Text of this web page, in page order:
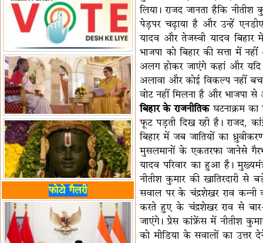
नीति-2027 की घोषणा
राखीगढ़ी में मिले मानव कंकाल
अवशेष
राष्ट्रपति ने कूनो उद्यान में चीता
प्रबंधन देखा
फोटो गैलरी
लिया। राजद जानता हैकि
पेड़पर चढ़ाया है और उन्हें
यादव और तेजस्वी यादव
भाजपा को बिहार की सत्ता में
अलग होकर जाएंगे कहां और यदि
अलावा और कोई विकल्प नहीं
वोट नहीं मिलना है और भाजपा से
बिहार के राजनीतिकघटनाक्रम का
फूट पड़ती दिख रही है। राजद,
बिहार में जब जातियों का
मुसलमानों के एकतरफा जानेसे
यादव परिवार का हुआ है।
नीतीश कुमार की खातिरदारी
सवाल पर के चंद्रशेखर राव कन्नी
करते हुए के चंद्रशेखर राव से
जाएंगे। प्रेस कांफ्रेंस में नीतीश
को मीडिया के सवालों का उत्तर